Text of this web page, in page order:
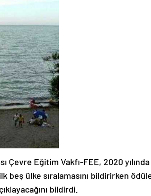
Çevre Eğitim Vakfı-FEE, 2020 yılında
beş ülke sıralamasını bildirirken
bildirdi.